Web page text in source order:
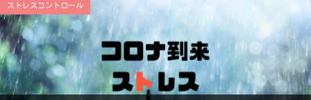
ストレスコントロール